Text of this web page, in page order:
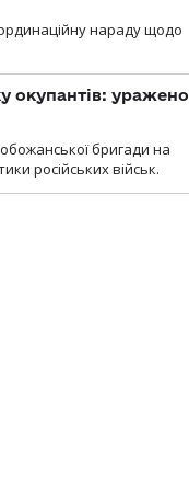
нараду щодо
окупантів: уражено
бригади на
російських військ.